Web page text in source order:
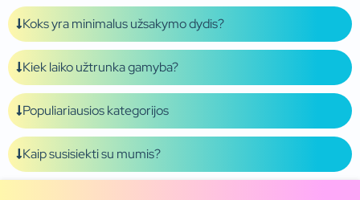
Koks yra minimalus užsakymo dydis?
Kiek laiko užtrunka gamyba?
Populiariausios kategorijos
Kaip susisiekti su mumis?